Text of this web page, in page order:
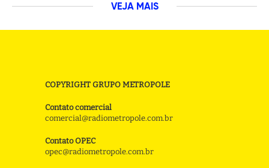
VEJA MAIS
COPYRIGHT GRUPO METROPOLE
Contato comercial
comercial@radiometropole.com.br
Contato OPEC
opec@radiometropole.com.br